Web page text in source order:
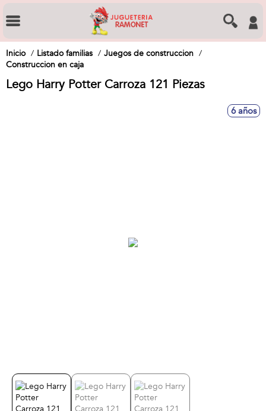
Inicio Listado familias
Juegos de construccion
Construccion en caja
Lego Harry Potter Carroza 121 Piezas
6 años